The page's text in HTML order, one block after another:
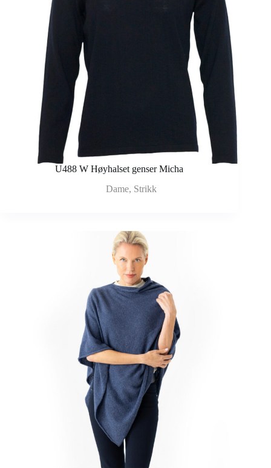
U488 W Høyhalset genser Micha
Dame, Strikk